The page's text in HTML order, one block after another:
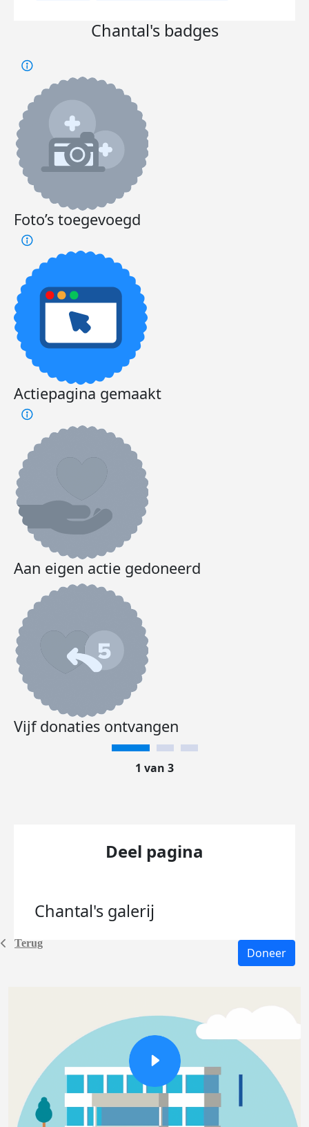
Terug
Chantal's badges
Foto’s toegevoegd
Actiepagina gemaakt
Aan eigen actie gedoneerd
Vijf donaties ontvangen
1 van 3
Deel pagina
Chantal's galerij
Doneer